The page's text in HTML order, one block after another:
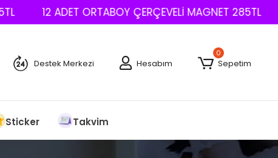
12 ADET ORTABOY ÇERÇEVELİ MAGNET 285TL
Destek Merkezi Hesabım
0
Sepetim
Sticker Takvim